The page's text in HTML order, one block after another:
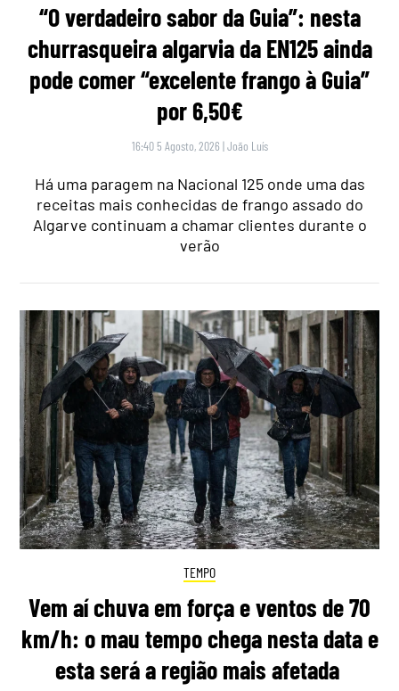
“O verdadeiro sabor da Guia”: nesta
churrasqueira algarvia da EN125 ainda
pode comer “excelente frango à Guia”
por 6,50€
16:40 5 Agosto, 2026 |João Luís
Há uma paragem na Nacional 125 onde uma das
receitas mais conhecidas de frango assado do
Algarve continuam a chamar clientes durante o
verão
TEMPO
Vem aí chuva em força e ventos de 70
km/h: o mau tempo chega nesta data e
esta será a região mais afetada